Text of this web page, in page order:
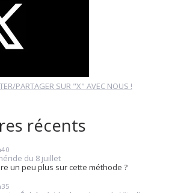
PARTAGER SUR "X" AVEC NOUS !
récents
du 8 juillet
un peu plus sur cette méthode ?